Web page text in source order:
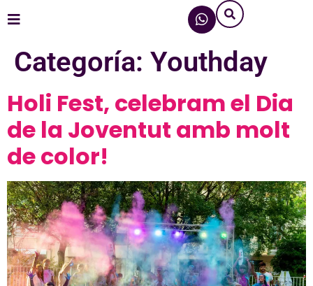
Categoría: Youthday
Holi Fest, celebram el Dia
de la Joventut amb molt
de color!